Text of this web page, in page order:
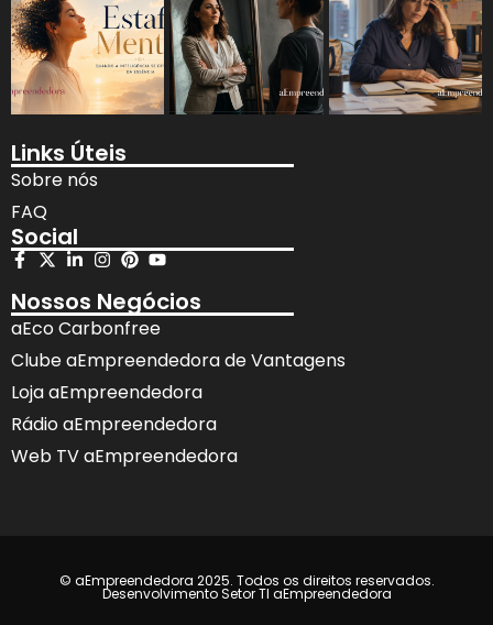
Links Úteis
Sobre nós
FAQ
Social
Nossos Negócios
aEco Carbonfree
Clube aEmpreendedora de Vantagens
Loja aEmpreendedora
Rádio aEmpreendedora
Web TV aEmpreendedora
© aEmpreendedora 2025. Todos os direitos reservados.
Desenvolvimento Setor TI aEmpreendedora